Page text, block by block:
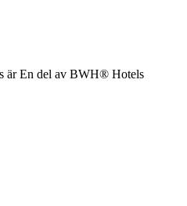
ärEn del av BWH® Hotels